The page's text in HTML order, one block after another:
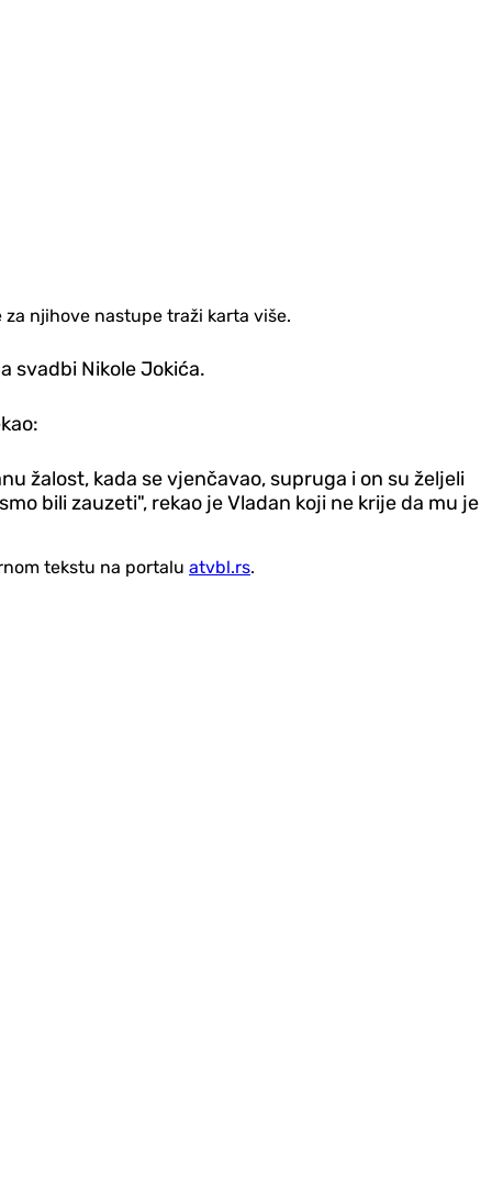
njihove nastupe traži karta više.
svadbi Nikole Jokića.
žalost, kada se vjenčavao, supruga i on su željeli
bili zauzeti", rekao je Vladan koji ne krije da mu je
tekstu na portalu atvbl.rs.